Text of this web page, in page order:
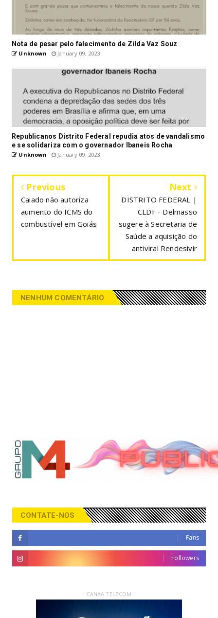
Nota de pesar pelo falecimento de Zilda Vaz Souz
Unknown January 09, 2023
Republicanos Distrito Federal repudia atos de vandalismo
e se solidariza com o governador Ibaneis Rocha
Unknown January 09, 2023
Previous
Caiado não autoriza
aumento do ICMS do
combustível em Goiás
Next
DISTRITO FEDERAL |
CLDF - Delmasso
sugere à Secretaria de
Saúde a aquisição do
antiviral Rendesivir
NENHUM COMENTÁRIO
CONTATE-NOS
Fans
Followers
- CANAA TELECOM -